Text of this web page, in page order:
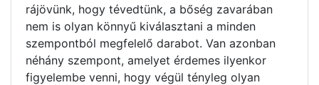
rájövünk, hogy tévedtünk, a bőség zavarában
nem is olyan könnyű kiválasztani a minden
szempontból megfelelő darabot. Van azonban
néhány szempont, amelyet érdemes ilyenkor
figyelembe venni, hogy végül tényleg olyan